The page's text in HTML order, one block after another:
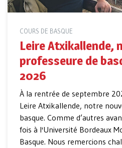
COURS DE BASQUE
Leire Atxikallende,
professeure de
2026
À la rentrée de septembre
Leire Atxikallende, notre
basque. Comme d’autres
fois à l'Université Bordeaux
Basque. Nous remercions